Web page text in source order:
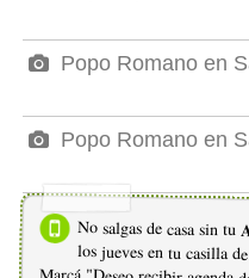
Popo Romano en
Popo Romano en
No salgas de casa sin tu
los jueves en tu casilla